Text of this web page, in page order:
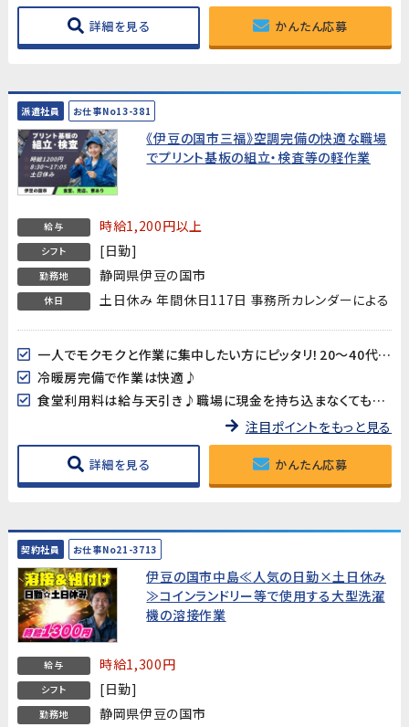
詳細を見る かんたん応募
派遣社員 お仕事No13-381
《伊豆の国市三福》空調完備の快適な職場
でプリント基板の組立・検査等の軽作業
給与 時給1,200円以上
シフト [日勤]
勤務地 静岡県伊豆の国市
休日 土日休み 年間休日117日 事務所カレンダーによる
一人でモクモクと作業に集中したい方にピッタリ！20～40代男女多数活躍中!!
冷暖房完備で作業は快適♪
食堂利用料は給与天引き♪職場に現金を持ち込まなくても大丈夫♪
注目ポイントをもっと見る
詳細を見る かんたん応募
契約社員 お仕事No21-3713
伊豆の国市中島≪人気の日勤×土日休み
≫コインランドリー等で使用する大型洗濯
機の溶接作業
給与 時給1,300円
シフト [日勤]
勤務地 静岡県伊豆の国市